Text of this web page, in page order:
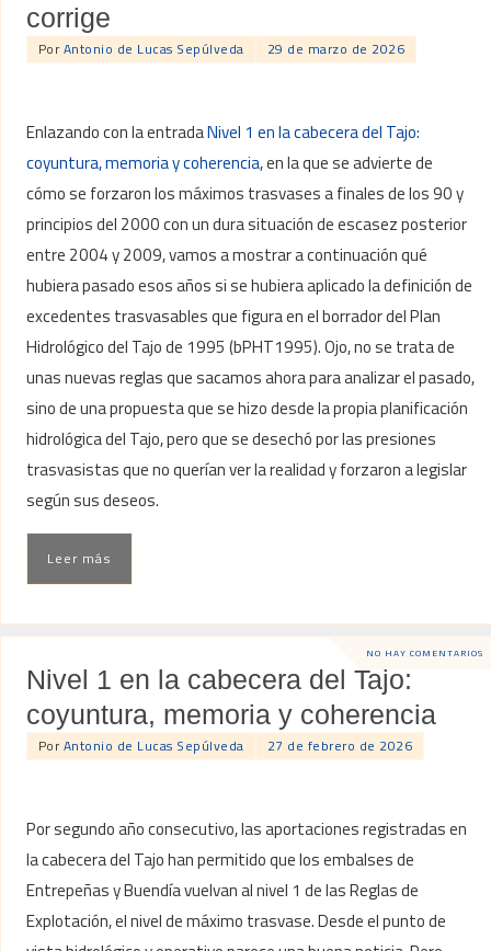
corrige
PorAntonio de Lucas Sepúlveda 29 de marzo de 2026
Enlazando con la entradaNivel 1 en la cabecera del Tajo:
coyuntura, memoria y coherencia, en la que se advierte de
cómo se forzaron los máximos trasvases a finales de los 90 y
principios del 2000 con un dura situación de escasez posterior
entre 2004 y 2009, vamos a mostrar a continuación qué
hubiera pasado esos años si se hubiera aplicado la definición de
excedentes trasvasables que figura en el borrador del Plan
Hidrológico del Tajo de 1995 (bPHT1995). Ojo, no se trata de
unas nuevas reglas que sacamos ahora para analizar el pasado,
sino de una propuesta que se hizo desde la propia planificación
hidrológica del Tajo, pero que se desechó por las presiones
trasvasistas que no querían ver la realidad y forzaron a legislar
según sus deseos.
Leer más
NO HAY COMENTARIOS
Nivel 1 en la cabecera del Tajo:
coyuntura, memoria y coherencia
PorAntonio de Lucas Sepúlveda 27 de febrero de 2026
Por segundo año consecutivo, las aportaciones registradas en
la cabecera del Tajo han permitido que los embalses de
Entrepeñas y Buendía vuelvan al nivel 1 de las Reglas de
Explotación, el nivel de máximo trasvase. Desde el punto de